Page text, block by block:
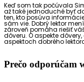
Keď som tak počúvala
až také jednoduché byť
ten, kto posúva
sám vie. Dobrý lektor
zároveň pomáha riešiť
dôveru. O aspekte
aspektoch dobrého
Prečo odporúčam